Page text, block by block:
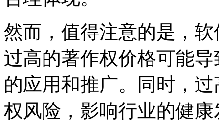
然而，值得注意的是，
过高的著作权价格可能
的应用和推广。同时，
权风险，影响行业的健